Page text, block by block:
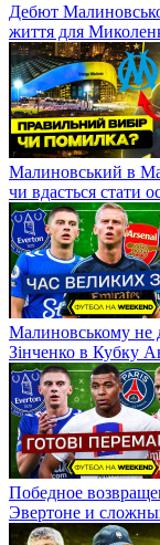
Дебют
життя для
Малиновський в
чи вдасться стати
Малиновському не
Зінченко в Кубку
Победное
Эвертоне и